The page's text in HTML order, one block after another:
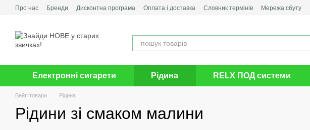
Перейти до основного контенту
Про нас Бренди Дисконтна програма Оплата і доставка Словник термінів Мережа сбуту
Електронні сигарети Рідина RELX ПОД системи
Вейп товари Рідина
Рідини зі смаком малини